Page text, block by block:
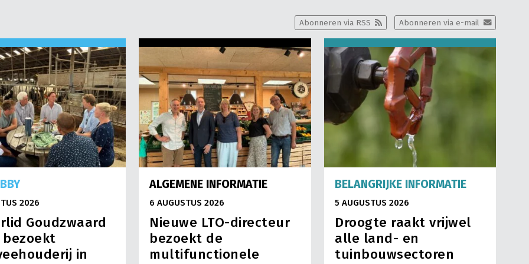
Abonneren via e-mail
Abonneren via RSS
2026
Goudzwaard
bezoekt
in
ALGEMENE INFORMATIE
6 AUGUSTUS 2026
Nieuwe LTO-directeur
bezoekt de
multifunctionele
BELANGRIJKE INFORMATIE
5 AUGUSTUS 2026
Droogte raakt vrijwel
alle land- en
tuinbouwsectoren